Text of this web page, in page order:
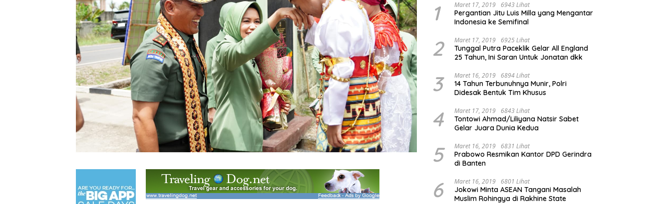
1 Maret 17, 2019 6943 Lihat
Pergantian Jitu Luis Milla yang Mengantar
Indonesia ke Semifinal
2 Maret 17, 2019 6925 Lihat
Tunggal Putra Paceklik Gelar All England
25 Tahun, Ini Saran Untuk Jonatan dkk
3 Maret 16, 2019 6894 Lihat
14 Tahun Terbunuhnya Munir, Polri
Didesak Bentuk Tim Khusus
4 Maret 17, 2019 6843 Lihat
Tontowi Ahmad/Liliyana Natsir Sabet
Gelar Juara Dunia Kedua
5 Maret 16, 2019 6831 Lihat
Prabowo Resmikan Kantor DPD Gerindra
di Banten
6 Maret 16, 2019 6801 Lihat
Jokowi Minta ASEAN Tangani Masalah
Muslim Rohingya di Rakhine State